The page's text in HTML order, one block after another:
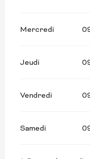
Mercredi
Jeudi
Vendredi
Samedi